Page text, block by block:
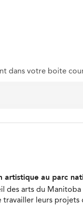
dans votre boite
artistique au parc
des arts du
travailler leurs